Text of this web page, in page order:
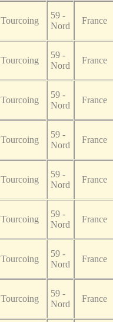
Tourcoing
59 -
Nord
France
Tourcoing
59 -
Nord
France
Tourcoing
59 -
Nord
France
Tourcoing
59 -
Nord
France
Tourcoing
59 -
Nord
France
Tourcoing
59 -
Nord
France
Tourcoing
59 -
Nord
France
Tourcoing
59 -
Nord
France